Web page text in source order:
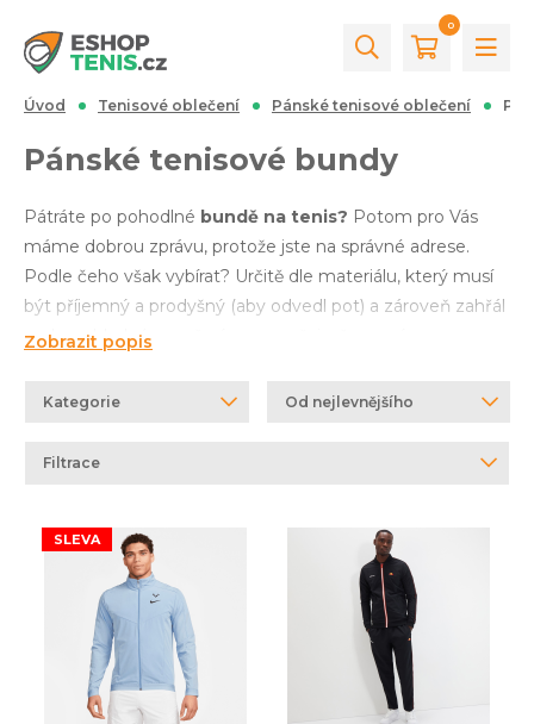
0
Úvod Tenisové oblečení Pánské tenisové oblečení
Pánské tenisové bundy
Pátráte po pohodlné bundě na tenis? Potom pro Vás
máme dobrou zprávu, protože jste na správné adrese.
Podle čeho však vybírat? Určitě dle materiálu, který musí
být příjemný a prodyšný (aby odvedl pot) a zároveň zahřál
svaly v chladném počasí a samozřejmě nesmíme
Většinou je doporučováno vybrat značku, která Vám
kurtu. Stačí si tedy jen zvolit svého favorita. Pro jednodušší
tenisových mikin
. A pokud si stále nevíte rady, můžete
kontaktovat . Rádi Vám pomůžeme.
Zobrazit popis
Od nejlevnějšího
Kategorie
Filtrace
SLEVA